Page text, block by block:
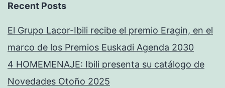
Recent Posts
El Grupo Lacor-Ibili recibe el premio Eragin, en el
marco de los Premios Euskadi Agenda 2030
4 HOMEMENAJE: Ibili presenta su catálogo de
Novedades Otoño 2025